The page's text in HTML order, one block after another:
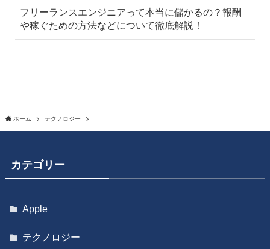
フリーランスエンジニアって本当に儲かるの？報酬
や稼ぐための方法などについて徹底解説！
ホーム テクノロジー
カテゴリー
Apple
テクノロジー